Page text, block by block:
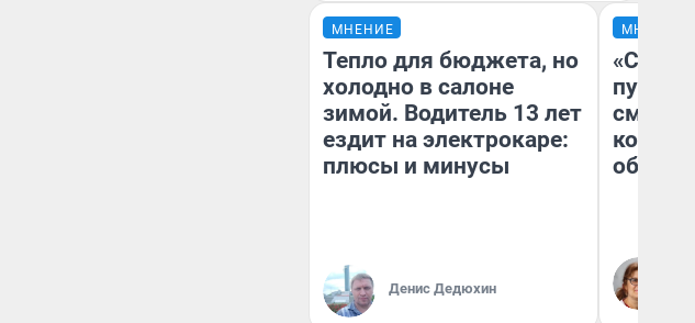
МНЕНИЕ
Тепло для бюджета, но
холодно в салоне
зимой. Водитель 13 лет
ездит на электрокаре:
плюсы и минусы
Денис Дедюхин
МНЕНИЕ